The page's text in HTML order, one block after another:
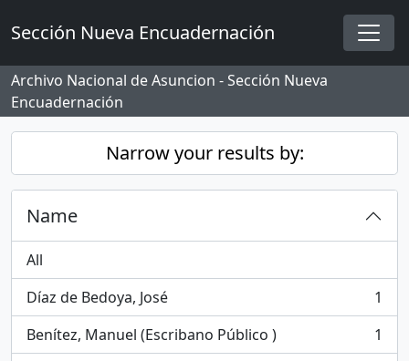
Sección Nueva Encuadernación
Archivo Nacional de Asuncion - Sección Nueva
Encuadernación
Narrow your results by:
Name
All
Díaz de Bedoya, José
, 1 results
1
Benítez, Manuel (Escribano Público )
, 1 results
1